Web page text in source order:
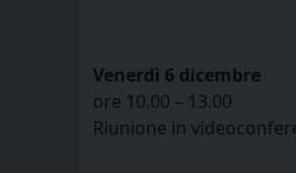
Venerdì 6 dicembre
ore 10.00 – 13.00
Riunione in